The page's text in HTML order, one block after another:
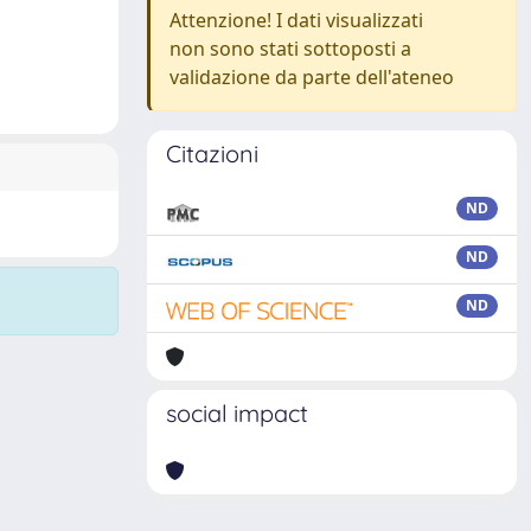
Attenzione! I dati visualizzati
non sono stati sottoposti a
validazione da parte dell'ateneo
Citazioni
ND
ND
ND
social impact